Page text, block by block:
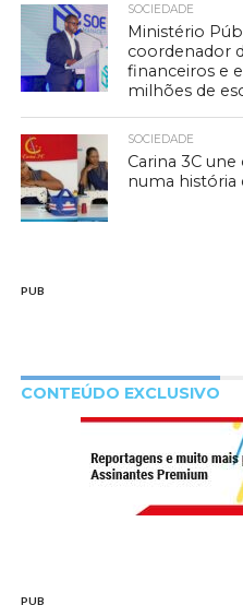
SOCIEDADE
Ministério
coordenador
financeiros e
milhões de
SOCIEDADE
Carina 3C
numa história
PUB
CONTEÚDO EXCLUSIVO
PUB